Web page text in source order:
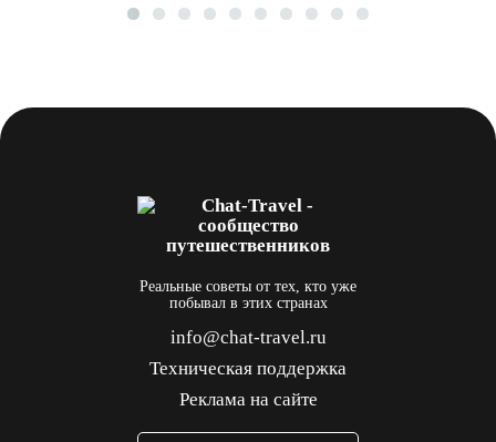
Реальные советы от тех, кто уже
побывал в этих странах
info@chat-travel.ru
Техническая поддержка
Реклама на сайте